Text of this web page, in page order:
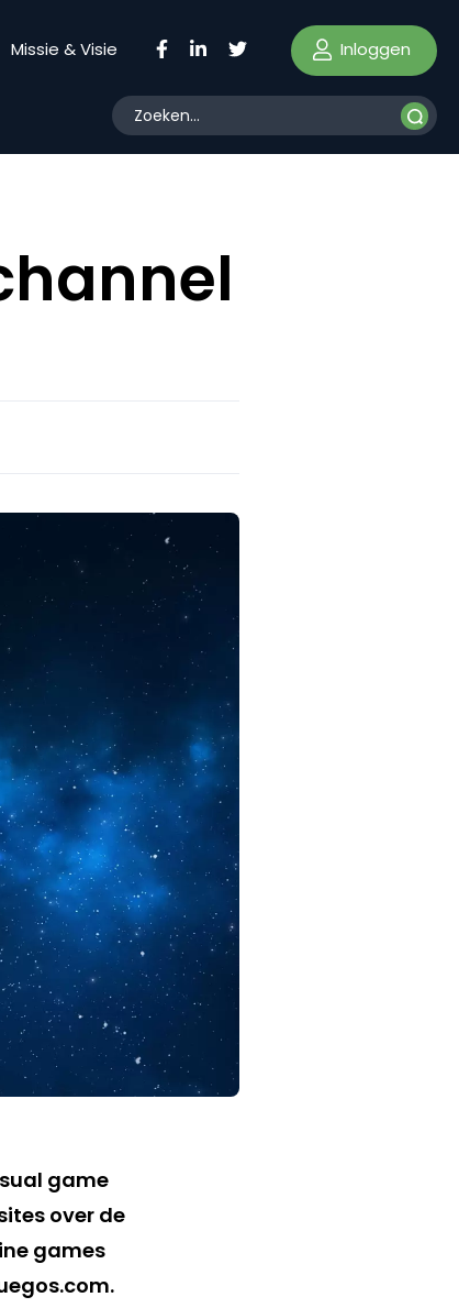
Missie & Visie Inloggen
game
over de
games